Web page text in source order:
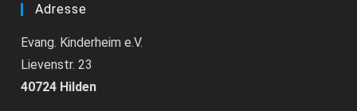
Adresse
Evang. Kinderheim e.V.
Lievenstr. 23
40724 Hilden